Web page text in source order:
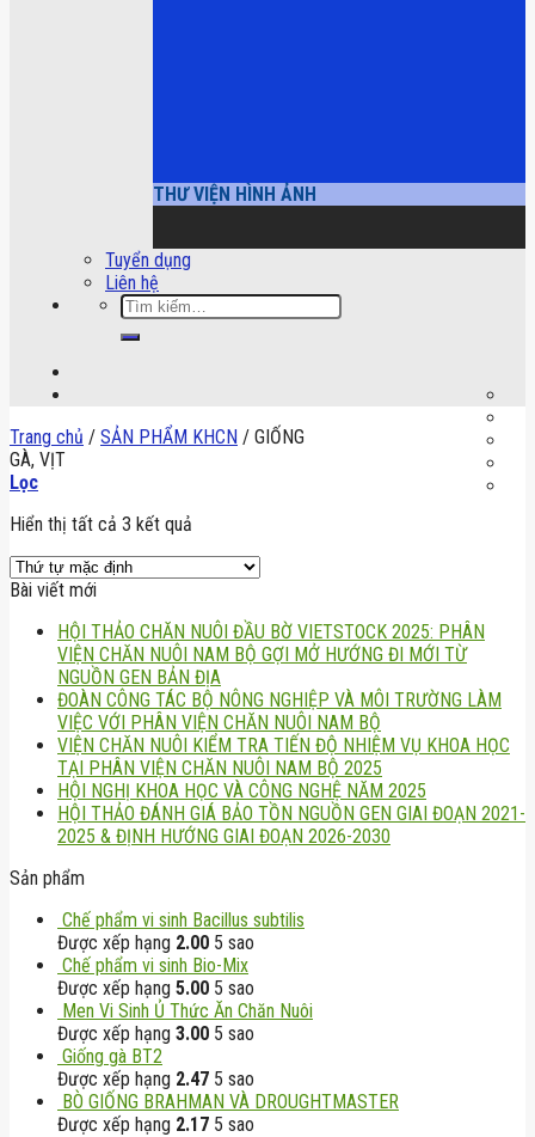
THƯ VIỆN HÌNH ẢNH
Tuyển dụng
Liên hệ
Tìm
kiếm:
Trang chủ / SẢN PHẨM KHCN / GIỐNG
GÀ, VỊT
Lọc
Hiển thị tất cả 3 kết quả
Bài viết mới
HỘI THẢO CHĂN NUÔI ĐẦU BỜ VIETSTOCK 2025: PHÂN
VIỆN CHĂN NUÔI NAM BỘ GỢI MỞ HƯỚNG ĐI MỚI TỪ
NGUỒN GEN BẢN ĐỊA
ĐOÀN CÔNG TÁC BỘ NÔNG NGHIỆP VÀ MÔI TRƯỜNG LÀM
VIỆC VỚI PHÂN VIỆN CHĂN NUÔI NAM BỘ
VIỆN CHĂN NUÔI KIỂM TRA TIẾN ĐỘ NHIỆM VỤ KHOA HỌC
TẠI PHÂN VIỆN CHĂN NUÔI NAM BỘ 2025
HỘI NGHỊ KHOA HỌC VÀ CÔNG NGHỆ NĂM 2025
HỘI THẢO ĐÁNH GIÁ BẢO TỒN NGUỒN GEN GIAI ĐOẠN 2021-
2025 & ĐỊNH HƯỚNG GIAI ĐOẠN 2026-2030
Sản phẩm
Chế phẩm vi sinh Bacillus subtilis
Được xếp hạng 2.00 5 sao
Chế phẩm vi sinh Bio-Mix
Được xếp hạng 5.00 5 sao
Men Vi Sinh Ủ Thức Ăn Chăn Nuôi
Được xếp hạng 3.00 5 sao
Giống gà BT2
Được xếp hạng 2.47 5 sao
BÒ GIỐNG BRAHMAN VÀ DROUGHTMASTER
Được xếp hạng 2.17 5 sao